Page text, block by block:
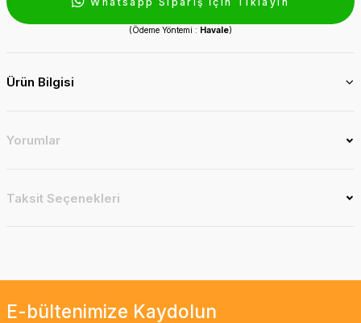
(Ödeme Yöntemi : Havale)
Ürün Bilgisi
Yorumlar
Taksit Seçenekleri
E-bültenimize Kaydolun